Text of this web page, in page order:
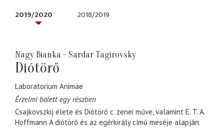
2019/2020 2018/2019
Nagy Bianka - Sardar Tagirovsky
Diótörő
Laboratorium Animae
Érzelmi balett egy részben
Csajkovszkij élete és Diótörő c. zenei műve, valamint E. T. A.
Hoffmann A diótörő és az egérkirály című meséje alapján.